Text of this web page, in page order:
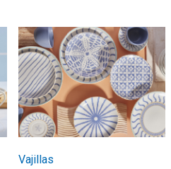
Vajillas